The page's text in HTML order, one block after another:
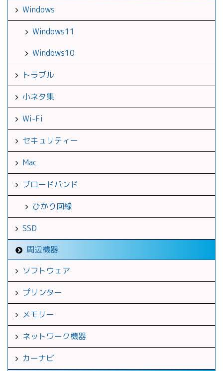
Windows
Windows11
Windows10
トラブル
小ネタ集
Wi-Fi
セキュリティー
Mac
ブロードバンド
ひかり回線
SSD
周辺機器
ソフトウェア
プリンター
メモリー
ネットワーク機器
カーナビ